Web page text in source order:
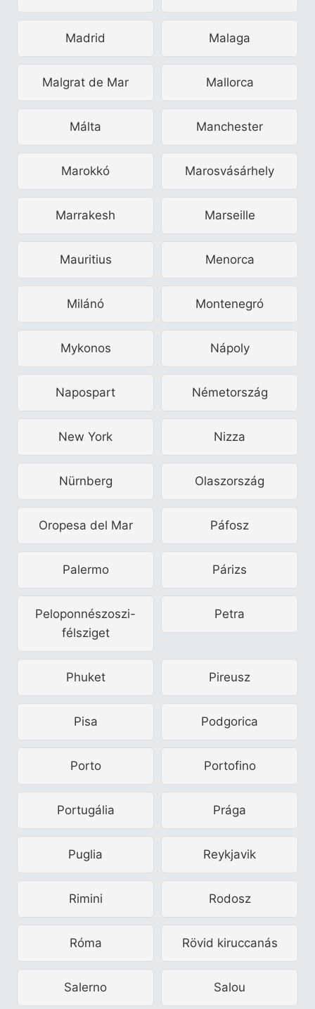
Madrid Malaga
Malgrat de Mar Mallorca
Málta Manchester
Marokkó Marosvásárhely
Marrakesh Marseille
Mauritius Menorca
Milánó Montenegró
Mykonos Nápoly
Napospart Németország
New York Nizza
Nürnberg Olaszország
Oropesa del Mar Páfosz
Palermo Párizs
Peloponnészoszi-
félsziget
Petra
Phuket Pireusz
Pisa Podgorica
Porto Portofino
Portugália Prága
Puglia Reykjavik
Rimini Rodosz
Róma Rövid kiruccanás
Salerno Salou